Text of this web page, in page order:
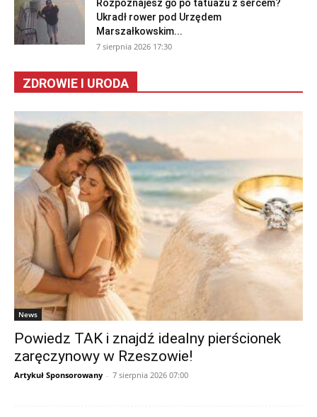
Rozpoznajesz go po tatuażu z sercem?
Ukradł rower pod Urzędem
Marszałkowskim...
7 sierpnia 2026 17:30
ZDROWIE I URODA
News
Powiedz TAK i znajdź idealny pierścionek
zaręczynowy w Rzeszowie!
Artykuł Sponsorowany - 7 sierpnia 2026 07:00